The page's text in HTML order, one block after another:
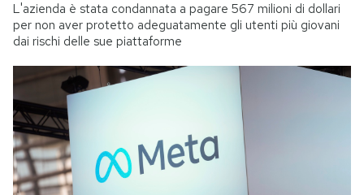
L'azienda è stata condannata a pagare 567 milioni di dollari
per non aver protetto adeguatamente gli utenti più giovani
dai rischi delle sue piattaforme